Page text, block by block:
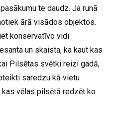
te daudz. Ja runā
ārā visādos objektos.
konservatīvo vidi
un skaista, ka kaut kas
Pilsētas svētki reizi gadā,
saredzu kā vietu
vēlas pilsētā redzēt ko